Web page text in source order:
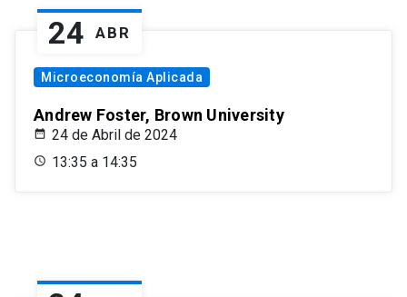
24 ABR
Microeconomía Aplicada
Andrew Foster, Brown University
24 de Abril de 2024
13:35 a 14:35